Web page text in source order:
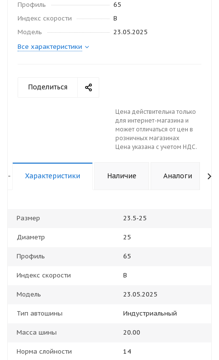
Профиль
65
Индекс скорости
В
Модель
23.05.2025
Все характеристики
Поделиться
Цена действительна только
для интернет-магазина и
может отличаться от цен в
розничных магазинах
Цена указана с учетом НДС.
- Характеристики Наличие Аналоги
Размер 23.5-25
Диаметр 25
Профиль 65
Индекс скорости В
Модель 23.05.2025
Тип автошины Индустриальный
Масса шины 20.00
Норма слойности 14